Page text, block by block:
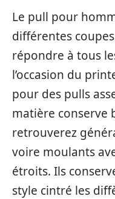
Le pull pour
différentes
répondre à tous
l’occasion du
pour des pulls
matière conserve
retrouverez
voire moulants
étroits. Ils
style cintré les